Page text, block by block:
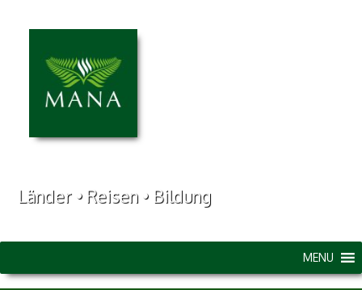
Länder • Reisen • Bildung
MENU